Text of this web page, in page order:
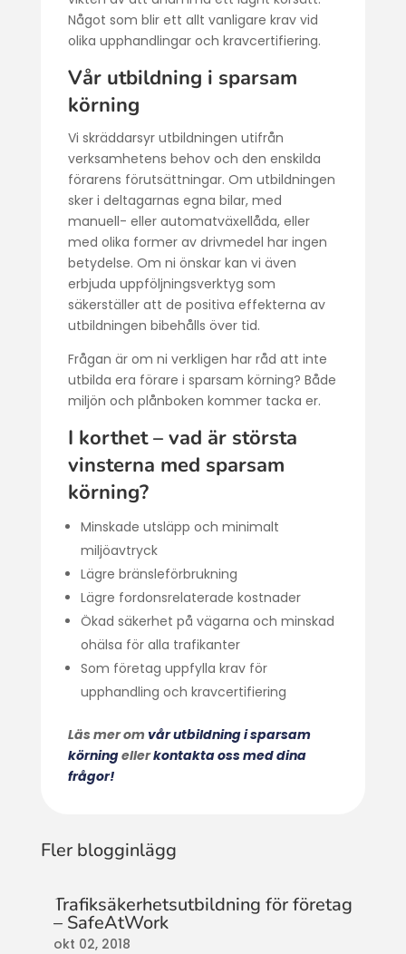
Något som blir ett allt vanligare krav vid
olika upphandlingar och kravcertifiering.
Vår utbildning i sparsam
körning
Vi skräddarsyr utbildningen utifrån
verksamhetens behov och den enskilda
förarens förutsättningar. Om utbildningen
sker i deltagarnas egna bilar, med
manuell- eller automatväxellåda, eller
med olika former av drivmedel har ingen
betydelse. Om ni önskar kan vi även
erbjuda uppföljningsverktyg som
säkerställer att de positiva effekterna av
utbildningen bibehålls över tid.
Frågan är om ni verkligen har råd att inte
utbilda era förare i sparsam körning? Både
miljön och plånboken kommer tacka er.
I korthet – vad är största
vinsterna med sparsam
körning?
Minskade utsläpp och minimalt
miljöavtryck
Lägre bränsleförbrukning
Lägre fordonsrelaterade kostnader
Ökad säkerhet på vägarna och minskad
ohälsa för alla trafikanter
Som företag uppfylla krav för
upphandling och kravcertifiering
Läs mer omvår utbildning i sparsam
körningellerkontakta oss med dina
frågor!
Fler blogginlägg
Trafiksäkerhetsutbildning för företag
– SafeAtWork
okt 02, 2018